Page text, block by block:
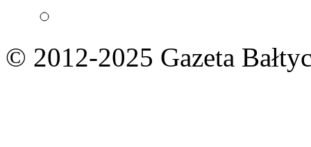
© 2012-2025 Gazeta